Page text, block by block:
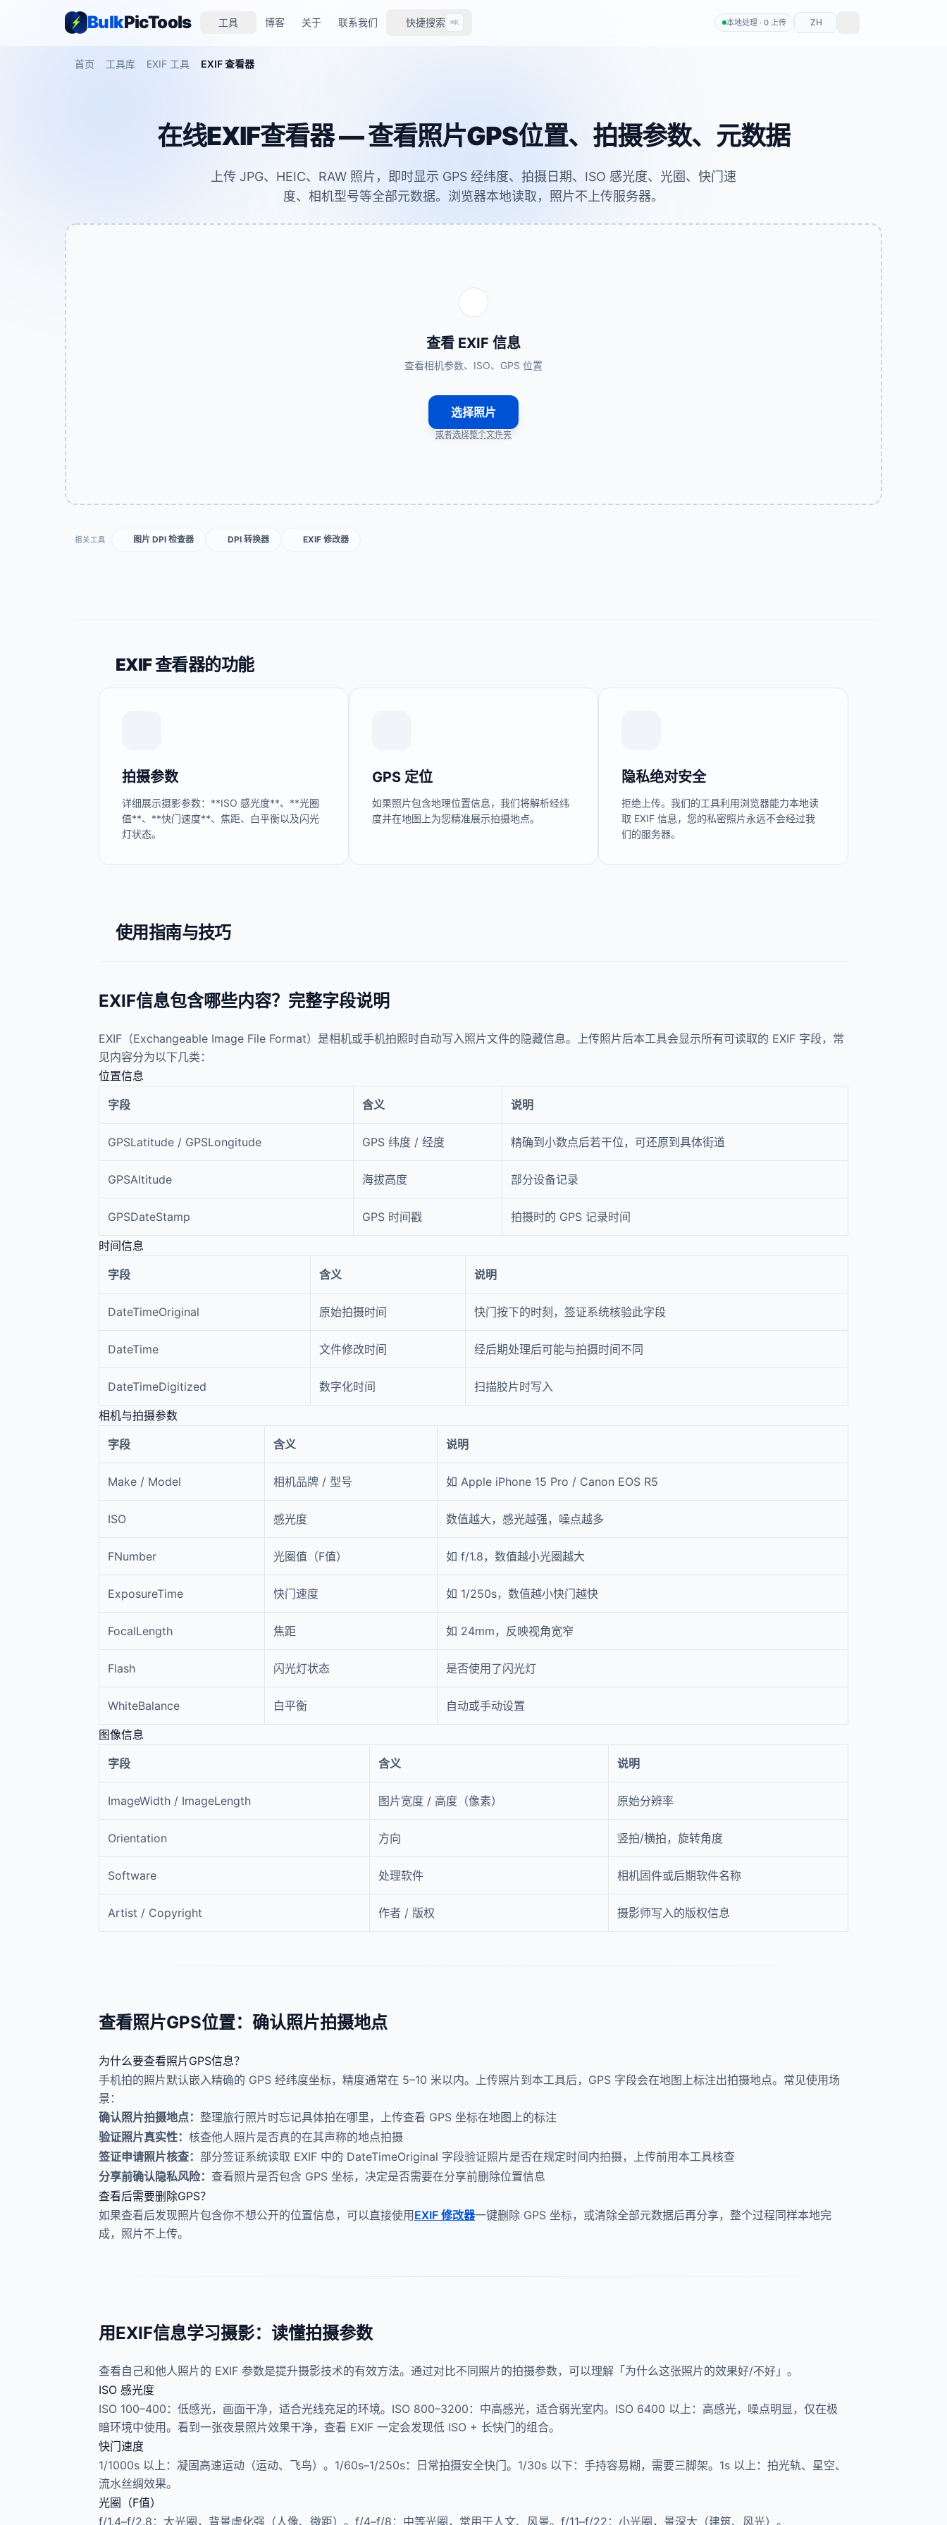
BulkPicTools 工具 博客 关于 联系我们 快捷搜索 ⌘K 本地处理 · 0 上传 ZH
首页 工具库 EXIF 工具 EXIF 查看器
在线EXIF查看器 — 查看照片GPS位置、拍摄参数、元数据
上传 JPG、HEIC、RAW 照片，即时显示 GPS 经纬度、拍摄日期、ISO 感光度、光圈、快门速
度、相机型号等全部元数据。浏览器本地读取，照片不上传服务器。
查看 EXIF 信息
查看相机参数、ISO、GPS 位置
选择照片
或者选择整个文件夹
相关工具 图片 DPI 检查器 DPI 转换器 EXIF 修改器
EXIF 查看器的功能
拍摄参数
详细展示摄影参数：**ISO 感光度**、**光圈
值**、**快门速度**、焦距、白平衡以及闪光
灯状态。
GPS 定位
如果照片包含地理位置信息，我们将解析经纬
度并在地图上为您精准展示拍摄地点。
隐私绝对安全
拒绝上传。我们的工具利用浏览器能力本地读
取 EXIF 信息，您的私密照片永远不会经过我
们的服务器。
使用指南与技巧
EXIF信息包含哪些内容？完整字段说明
EXIF（Exchangeable Image File Format）是相机或手机拍照时自动写入照片文件的隐藏信息。上传照片后本工具会显示所有可读取的 EXIF 字段，常
见内容分为以下几类：
位置信息
字段 含义 说明
GPSLatitude / GPSLongitude GPS 纬度 / 经度 精确到小数点后若干位，可还原到具体街道
GPSAltitude 海拔高度 部分设备记录
GPSDateStamp GPS 时间戳 拍摄时的 GPS 记录时间
时间信息
字段 含义 说明
DateTimeOriginal 原始拍摄时间 快门按下的时刻，签证系统核验此字段
DateTime 文件修改时间 经后期处理后可能与拍摄时间不同
DateTimeDigitized 数字化时间 扫描胶片时写入
相机与拍摄参数
字段 含义 说明
Make / Model 相机品牌 / 型号 如 Apple iPhone 15 Pro / Canon EOS R5
ISO 感光度 数值越大，感光越强，噪点越多
FNumber 光圈值（F值） 如 f/1.8，数值越小光圈越大
ExposureTime 快门速度 如 1/250s，数值越小快门越快
FocalLength 焦距 如 24mm，反映视角宽窄
Flash 闪光灯状态 是否使用了闪光灯
WhiteBalance 白平衡 自动或手动设置
图像信息
字段 含义 说明
ImageWidth / ImageLength 图片宽度 / 高度（像素） 原始分辨率
Orientation 方向 竖拍/横拍，旋转角度
Software 处理软件 相机固件或后期软件名称
Artist / Copyright 作者 / 版权 摄影师写入的版权信息
查看照片GPS位置：确认照片拍摄地点
为什么要查看照片GPS信息？
手机拍的照片默认嵌入精确的 GPS 经纬度坐标，精度通常在 5–10 米以内。上传照片到本工具后，GPS 字段会在地图上标注出拍摄地点。常见使用场
景：
确认照片拍摄地点： 整理旅行照片时忘记具体拍在哪里，上传查看 GPS 坐标在地图上的标注
验证照片真实性： 核查他人照片是否真的在其声称的地点拍摄
签证申请照片核查： 部分签证系统读取 EXIF 中的 DateTimeOriginal 字段验证照片是否在规定时间内拍摄，上传前用本工具核查
分享前确认隐私风险： 查看照片是否包含 GPS 坐标，决定是否需要在分享前删除位置信息
查看后需要删除GPS？
如果查看后发现照片包含你不想公开的位置信息，可以直接使用 EXIF 修改器一键删除 GPS 坐标，或清除全部元数据后再分享，整个过程同样本地完
成，照片不上传。
用EXIF信息学习摄影：读懂拍摄参数
查看自己和他人照片的 EXIF 参数是提升摄影技术的有效方法。通过对比不同照片的拍摄参数，可以理解「为什么这张照片的效果好/不好」。
ISO 感光度
ISO 100–400：低感光，画面干净，适合光线充足的环境。ISO 800–3200：中高感光，适合弱光室内。ISO 6400 以上：高感光，噪点明显，仅在极
暗环境中使用。看到一张夜景照片效果干净，查看 EXIF 一定会发现低 ISO + 长快门的组合。
快门速度
1/1000s 以上：凝固高速运动（运动、飞鸟）。1/60s–1/250s：日常拍摄安全快门。1/30s 以下：手持容易糊，需要三脚架。1s 以上：拍光轨、星空、
流水丝绸效果。
光圈（F值）
f/1.4–f/2.8：大光圈，背景虚化强（人像、微距）。f/4–f/8：中等光圈，常用于人文、风景。f/11–f/22：小光圈，景深大（建筑、风光）。